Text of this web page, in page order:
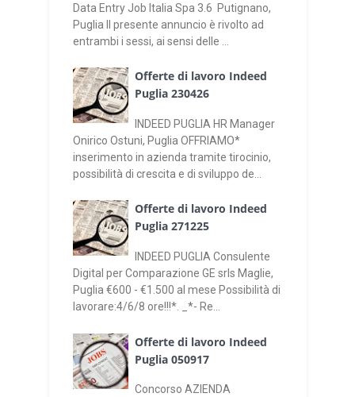
Data Entry Job Italia Spa 3.6 Putignano,
Puglia Il presente annuncio è rivolto ad
entrambi i sessi, ai sensi delle ...
Offerte di lavoro Indeed
Puglia 230426
INDEED PUGLIA HR Manager
Onirico Ostuni, Puglia OFFRIAMO*
inserimento in azienda tramite tirocinio,
possibilità di crescita e di sviluppo de...
Offerte di lavoro Indeed
Puglia 271225
INDEED PUGLIA Consulente
Digital per Comparazione GE srls Maglie,
Puglia €600 - €1.500 al mese Possibilità di
lavorare:4/6/8 ore!!!*. _*- Re...
Offerte di lavoro Indeed
Puglia 050917
Concorso AZIENDA